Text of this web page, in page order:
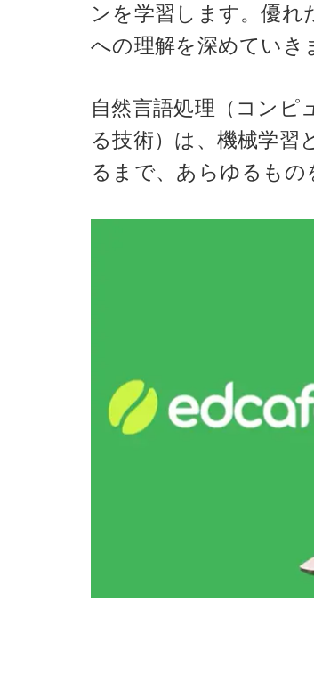
ンを学習します。優
への理解を深めていき
自然言語処理（コンピ
る技術）は、機械学習
るまで、あらゆるもの